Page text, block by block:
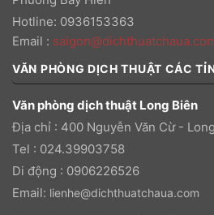
Hotline: 0936153363
Email :
VĂN PHÒNG DỊCH THUẬT CÁC
Văn phòng dịch thuật Long Biên
Địa chỉ : 400 Nguyễn Văn Cừ -
Tel : 024.39903758
Di động : 0906226526
Email: lienhe@dichthuatchaua.com